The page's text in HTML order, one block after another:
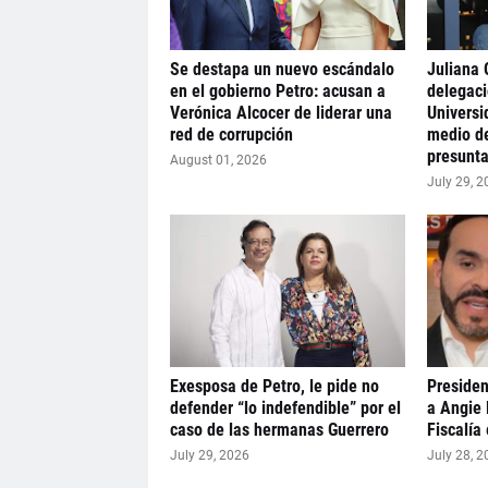
Se destapa un nuevo escándalo
en el gobierno Petro: acusan a
Verónica Alcocer de liderar una
red de corrupción
August 01, 2026
Juliana
medio
July 29,
Exesposa de Petro, le pide no
defender “lo indefendible” por el
caso de las hermanas Guerrero
July 29, 2026
a Angie
Fiscalía
July 28,